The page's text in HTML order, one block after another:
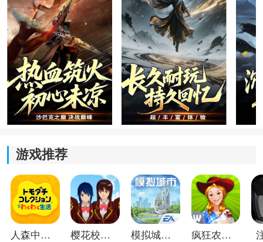
的体验在于，大佬的装备能很快成型，然后大佬觉得没
意思了退游。而你的装备成型很慢，被大佬蹂躏的退游
或者坚持几百天成为零冲大佬。
2、游戏的几个重要的任务。
第一个是拿玉石和阵法门票。
游戏推荐
人森中文版 樱花校园模拟器1.048.00中文版 模拟城市我是巿长联机版 疯狂农场3美国派19